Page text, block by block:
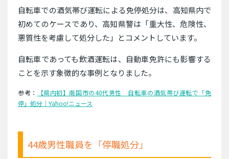
自転車での酒気帯び運転による免停処分は、高知県内で
初めてのケースであり、高知県警は「重大性、危険性、
悪質性を考慮して処分した」とコメントしています。
自転車であっても飲酒運転は、自動車免許にも影響する
ことを示す象徴的な事例となりました。
参考：
【県内初】南国市の40代男性 自転車の酒気帯び運転で「免
停」処分｜Yahoo!ニュース
44歳男性職員を「停職処分」